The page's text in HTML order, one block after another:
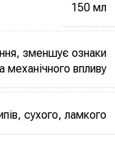
150 мл
зменшує ознаки
механічного впливу
сухого, ламкого